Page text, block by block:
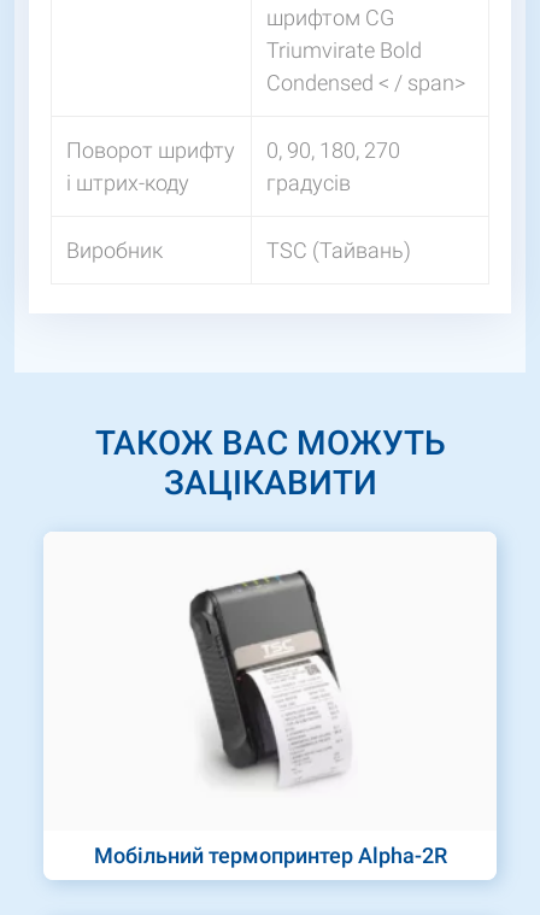
шрифтом CG
Triumvirate Bold
Condensed < / span>
Поворот шрифту
і штрих-коду
0, 90, 180, 270
градусів
Виробник TSC (Тайвань)
ТАКОЖ ВАС МОЖУТЬ
ЗАЦІКАВИТИ
Мобільний термопринтер Alpha-2R